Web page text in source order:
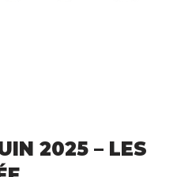
2025 – LES